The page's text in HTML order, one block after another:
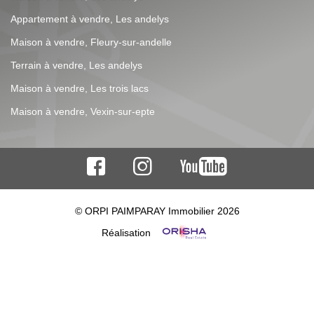
! Référence agence : 5440
Appartement à vendre, Les andelys
Maison à vendre, Fleury-sur-andelle
Terrain à vendre, Les andelys
Maison à vendre, Les trois lacs
Maison à vendre, Vexin-sur-epte
© ORPI PAIMPARAY Immobilier 2026
Réalisation